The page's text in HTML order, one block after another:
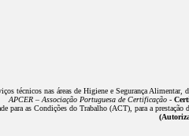
técnicos nas áreas de Higiene e Segurança
APCER – Associação Portuguesa de Certificação -
para as Condições do Trabalho (ACT), para a